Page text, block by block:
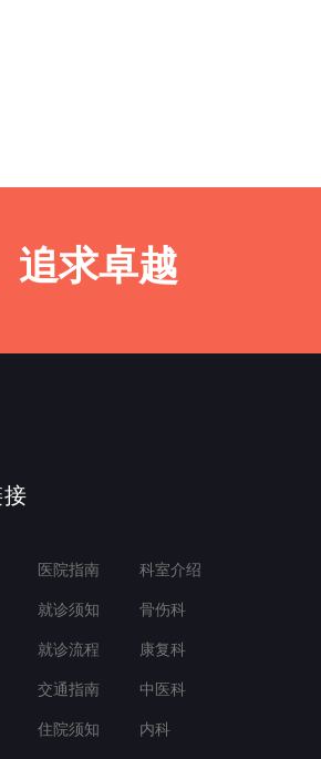
追求卓越
医院指南
就诊须知
就诊流程
交通指南
住院须知
科室介绍
骨伤科
康复科
中医科
内科